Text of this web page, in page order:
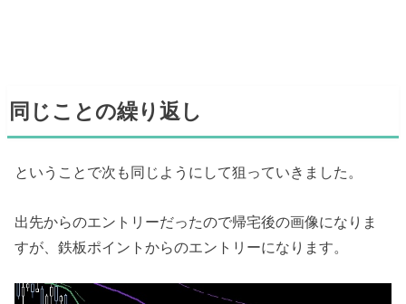
同じことの繰り返し
ということで次も同じようにして狙っていきました。
出先からのエントリーだったので帰宅後の画像になりま
すが、鉄板ポイントからのエントリーになります。